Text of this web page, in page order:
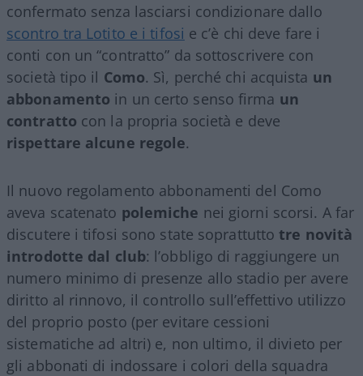
confermato senza lasciarsi condizionare dallo
scontro tra Lotito e i tifosi e c’è chi deve fare i
conti con un “contratto” da sottoscrivere con
società tipo il Como. Sì, perché chi acquista un
abbonamento in un certo senso firma un
contratto con la propria società e deve
rispettare alcune regole.
Il nuovo regolamento abbonamenti del Como
aveva scatenato polemiche nei giorni scorsi. A far
discutere i tifosi sono state soprattutto tre novità
introdotte dal club: l’obbligo di raggiungere un
numero minimo di presenze allo stadio per avere
diritto al rinnovo, il controllo sull’effettivo utilizzo
del proprio posto (per evitare cessioni
sistematiche ad altri) e, non ultimo, il divieto per
gli abbonati di indossare i colori della squadra